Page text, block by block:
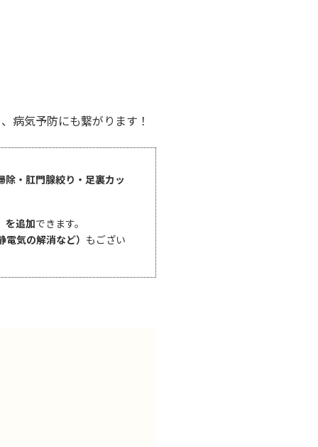
病気予防にも繋がります！
・肛門腺絞り・足裏カッ
を追加できます。
気の解消など） もござい